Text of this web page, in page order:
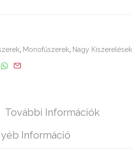
, Monofűszerek, Nagy Kiszerelések
További Információk
Információ